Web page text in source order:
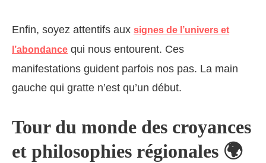
Enfin, soyez attentifs aux signes de l’univers et
l’abondance qui nous entourent. Ces
manifestations guident parfois nos pas. La main
gauche qui gratte n’est qu’un début.
Tour du monde des croyances
et philosophies régionales 🌍